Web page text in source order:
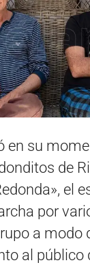
en su
de
el
por
a modo
al público